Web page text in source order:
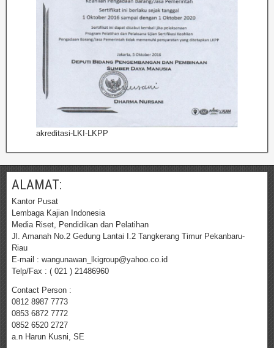
akreditasi-LKI-LKPP
ALAMAT:
Kantor Pusat
Lembaga Kajian Indonesia
Media Riset, Pendidikan dan Pelatihan
Jl. Amanah No.2 Gedung Lantai I.2 Tangkerang Timur Pekanbaru-
Riau
E-mail : wangunawan_lkigroup@yahoo.co.id
Telp/Fax : ( 021 ) 21486960
Contact Person :
0812 8987 7773
0853 6872 7772
0852 6520 2727
a.n Harun Kusni, SE